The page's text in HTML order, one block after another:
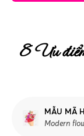
8 Ưu
MẪU MÃ
Modern